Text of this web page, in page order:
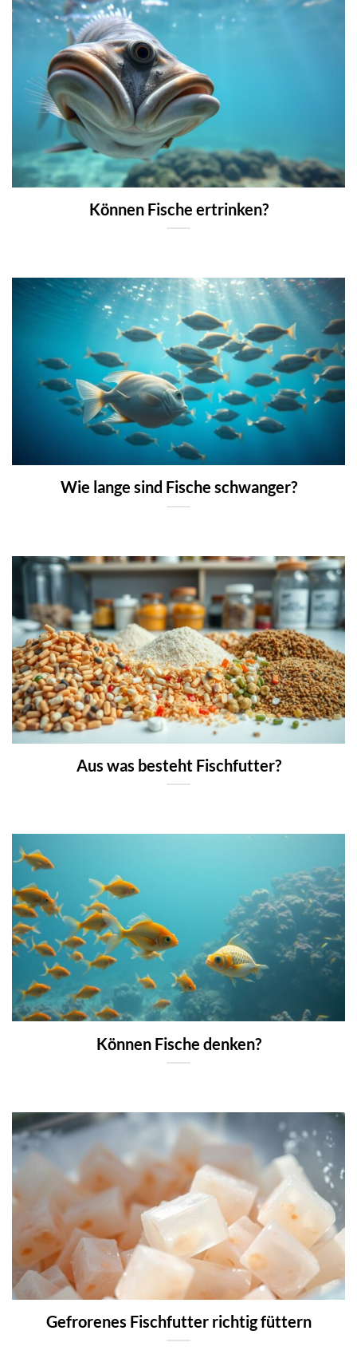
Können Fische ertrinken?
Wie lange sind Fische schwanger?
Aus was besteht Fischfutter?
Können Fische denken?
Gefrorenes Fischfutter richtig füttern